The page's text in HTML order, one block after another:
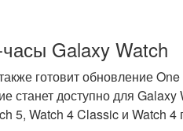
Galaxy Watch
готовит обновление
станет доступно для
5, Watch 4 Classic и Watch